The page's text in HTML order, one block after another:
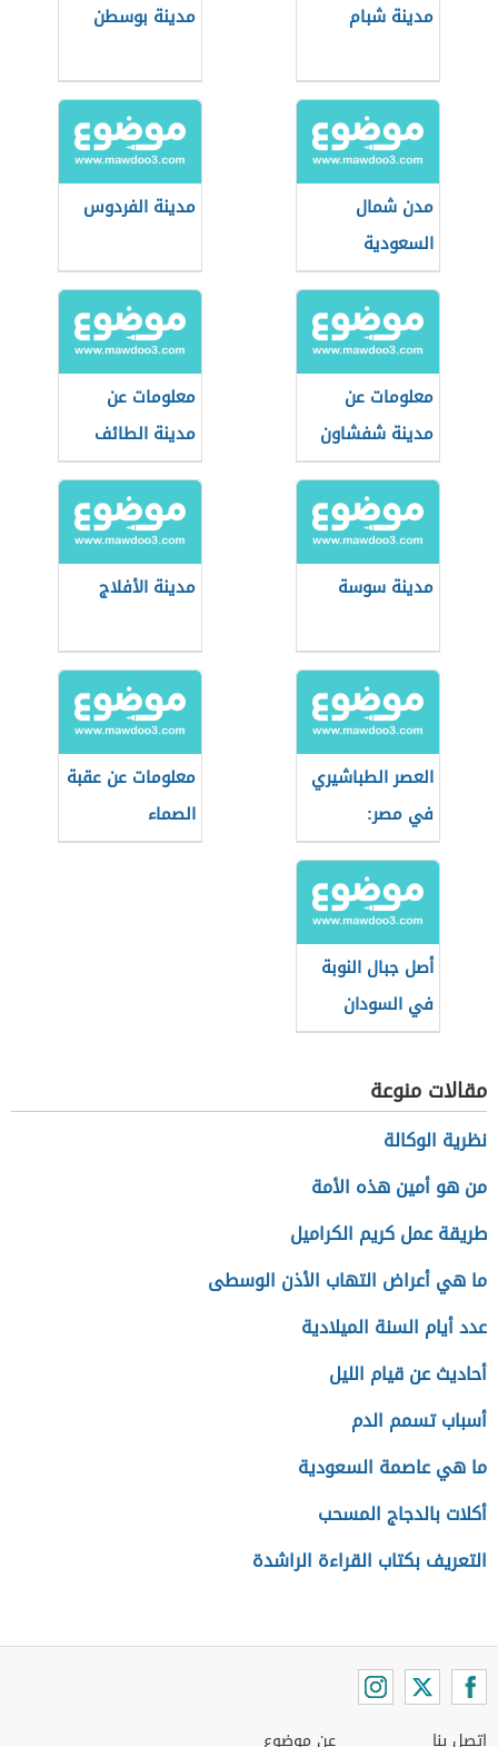
مدينة شبام مدينة بوسطن
مدن شمال
السعودية
مدينة الفردوس
معلومات عن
مدينة شفشاون
معلومات عن
مدينة الطائف
مدينة سوسة مدينة الأفلاج
العصر الطباشيري
في مصر:
الجيولوجيا
والأحداث
معلومات عن عقبة
الصماء
أصل جبال النوبة
في السودان
مقالات منوعة
نظرية الوكالة
من هو أمين هذه الأمة
طريقة عمل كريم الكراميل
ما هي أعراض التهاب الأذن الوسطى
عدد أيام السنة الميلادية
أحاديث عن قيام الليل
أسباب تسمم الدم
ما هي عاصمة السعودية
أكلات بالدجاج المسحب
التعريف بكتاب القراءة الراشدة